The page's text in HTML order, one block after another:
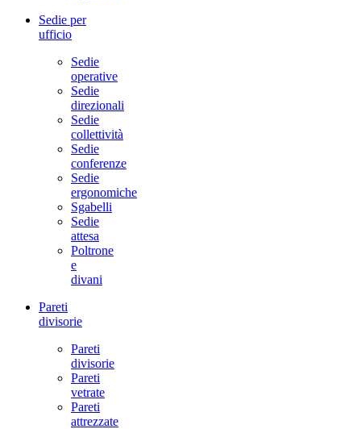
Sedie per
ufficio
Sedie
operative
Sedie
direzionali
Sedie
collettività
Sedie
conferenze
Sedie
ergonomiche
Sgabelli
Sedie
attesa
Poltrone
e
divani
Pareti
divisorie
Pareti
divisorie
Pareti
vetrate
Pareti
attrezzate